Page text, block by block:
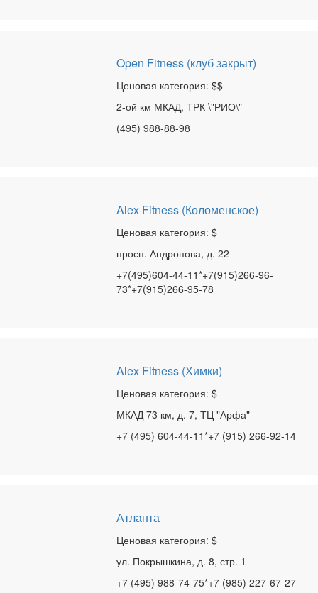
Open Fitness (клуб закрыт)
Ценовая категория: $$
2-ой км МКАД, ТРК \"РИО\"
(495) 988-88-98
Alex Fitness (Коломенское)
Ценовая категория: $
просп. Андропова, д. 22
+7(495)604-44-11*+7(915)266-96-
73*+7(915)266-95-78
Alex Fitness (Химки)
Ценовая категория: $
МКАД 73 км, д. 7, ТЦ "Арфа"
+7 (495) 604-44-11*+7 (915) 266-92-14
Атланта
Ценовая категория: $
ул. Покрышкина, д. 8, стр. 1
+7 (495) 988-74-75*+7 (985) 227-67-27